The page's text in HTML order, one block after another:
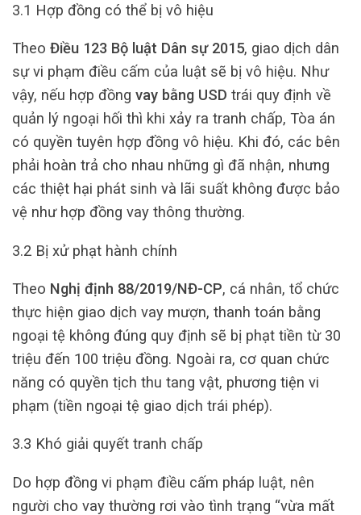
3.1 Hợp đồng có thể bị vô hiệu
Theo Điều 123 Bộ luật Dân sự 2015, giao dịch dân
sự vi phạm điều cấm của luật sẽ bị vô hiệu. Như
vậy, nếu hợp đồng vay bằng USD trái quy định về
quản lý ngoại hối thì khi xảy ra tranh chấp, Tòa án
có quyền tuyên hợp đồng vô hiệu. Khi đó, các bên
phải hoàn trả cho nhau những gì đã nhận, nhưng
các thiệt hại phát sinh và lãi suất không được bảo
vệ như hợp đồng vay thông thường.
3.2 Bị xử phạt hành chính
Theo Nghị định 88/2019/NĐ-CP, cá nhân, tổ chức
thực hiện giao dịch vay mượn, thanh toán bằng
ngoại tệ không đúng quy định sẽ bị phạt tiền từ 30
triệu đến 100 triệu đồng. Ngoài ra, cơ quan chức
năng có quyền tịch thu tang vật, phương tiện vi
phạm (tiền ngoại tệ giao dịch trái phép).
3.3 Khó giải quyết tranh chấp
Do hợp đồng vi phạm điều cấm pháp luật, nên
người cho vay thường rơi vào tình trạng “vừa mất